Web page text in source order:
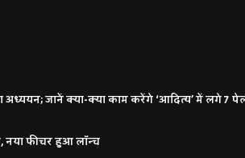
अध्ययन; जानें क्या-क्या काम करेंगे ‘आदित्य’ में लगे 7
नया फीचर हुआ लॉन्च